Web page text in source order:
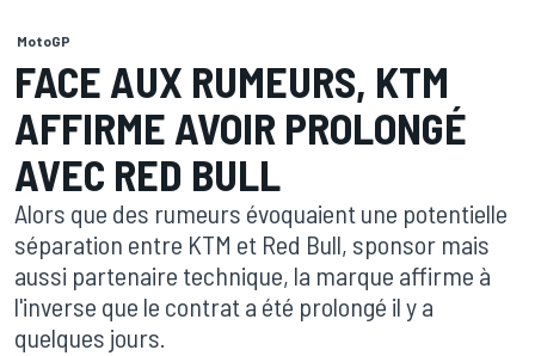
MotoGP
FACE AUX RUMEURS, KTM
AFFIRME AVOIR PROLONGÉ
AVEC RED BULL
Alors que des rumeurs évoquaient une potentielle
séparation entre KTM et Red Bull, sponsor mais
aussi partenaire technique, la marque affirme à
l'inverse que le contrat a été prolongé il y a
quelques jours.